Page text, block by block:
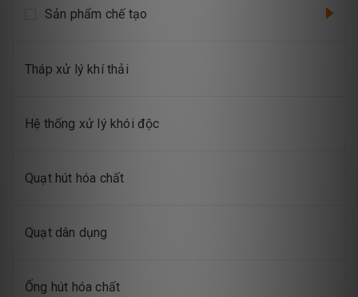
Sản phẩm chế tạo
Tháp xử lý khí thải
Hệ thống xử lý khói độc
Quạt hút hóa chất
Quạt dân dụng
Ống hút hóa chất